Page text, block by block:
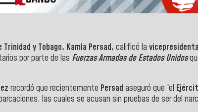
y Tobago, Kamla Persad, calificó la
por parte de las Fuerzas Armadas de Estados Unidos
recordó que recientemente Persad aseguró que “el
las cuales se acusan sin pruebas de ser del